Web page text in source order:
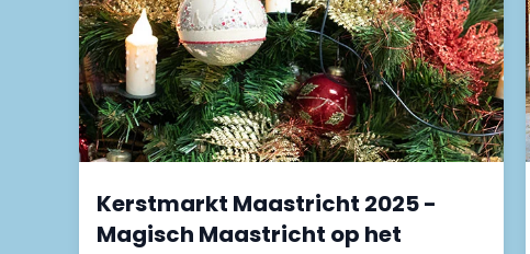
Kerstmarkt Maastricht 2025 -
Magisch Maastricht op het